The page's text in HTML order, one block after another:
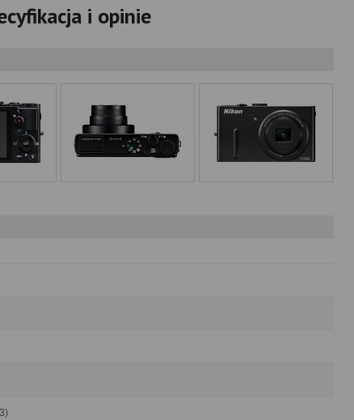
i opinie